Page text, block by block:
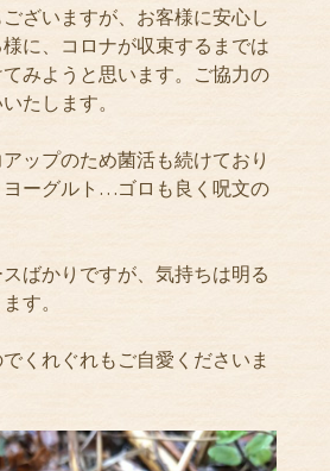
ざいますが、お客様に安心し
に、コロナが収束するまでは
みようと思います。ご協力の
たします。
ップのため菌活も続けており
ヨーグルト…ゴロも良く呪文の
ばかりですが、気持ちは明る
す。
くれぐれもご自愛くださいま